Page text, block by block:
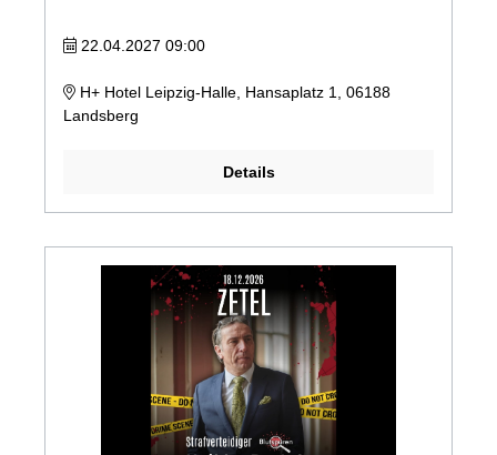
22.04.2027 09:00
H+ Hotel Leipzig-Halle, Hansaplatz 1, 06188
Landsberg
Details